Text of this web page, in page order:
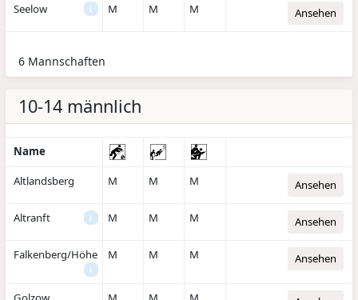
Seelow i M M M Ansehen
6 Mannschaften
10-14 männlich
Name
Altlandsberg M M M Ansehen
Altranft i M M M Ansehen
Falkenberg/Höhe
i
M M M Ansehen